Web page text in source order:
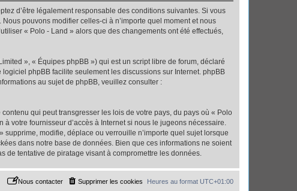
d’être légalement responsable des conditions suivantes. Si vous
pouvons modifier celles-ci à n’importe quel moment et nous
« Polo - Land » alors que des changements ont été effectués,
», « Équipes phpBB ») qui est un script libre de forum, déclaré
logiciel phpBB facilite seulement les discussions sur Internet. phpBB
au sujet de phpBB, veuillez consulter :
qui peut transgresser les lois de votre pays, du pays où « Polo
votre fournisseur d’accès à Internet si nous le jugeons nécessaire.
modifie, déplace ou verrouille n’importe quel sujet lorsque
dans notre base de données. Bien que ces informations ne soient
de tentative de piratage visant à compromettre les données.
Heures au format UTC+01:00
Supprimer les cookies
Nous contacter